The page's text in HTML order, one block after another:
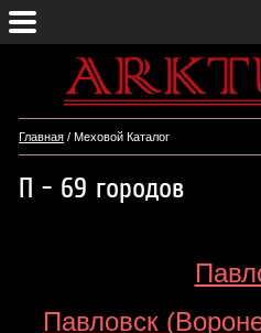
Главная / Меховой Каталог
П - 69 городов
Павловск